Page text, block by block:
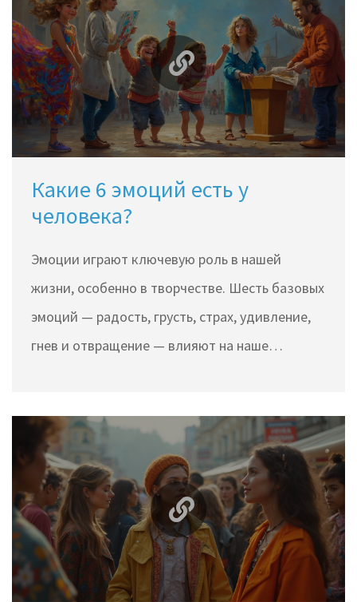
идеальную историю, чтобы завершить день на
позитивной ноте.
Какие 6 эмоций есть у
человека?
Эмоции играют ключевую роль в нашей
жизни, особенно в творчестве. Шесть базовых
эмоций — радость, грусть, страх, удивление,
гнев и отвращение — влияют на наше
креативности и поиске новых идей. Управляя
эмоциями, мы способны усилить свою
творческую продуктивность и находить
вдохновение даже в повседневных ситуациях.